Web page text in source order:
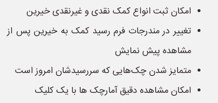
امکان ثبت انواع کمک نقدی و غیرنقدی خیرین
تغییر در مندرجات فرم رسید کمک به خیرین پس از
مشاهده پیش نمایش
متمایز شدن چک‌هایی که سررسیدشان امروز است
امکان مشاهده دقیق آمارچک ها با یک کلیک